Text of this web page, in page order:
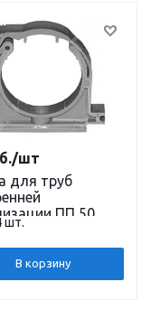
для труб
ПП 50
шт.
/шт
В корзину